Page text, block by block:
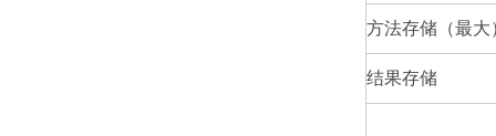
方法存储（最大
结果存储